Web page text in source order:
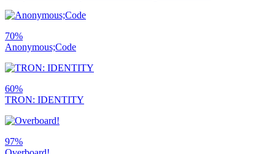
70%
Anonymous;Code
60%
TRON: IDENTITY
97%